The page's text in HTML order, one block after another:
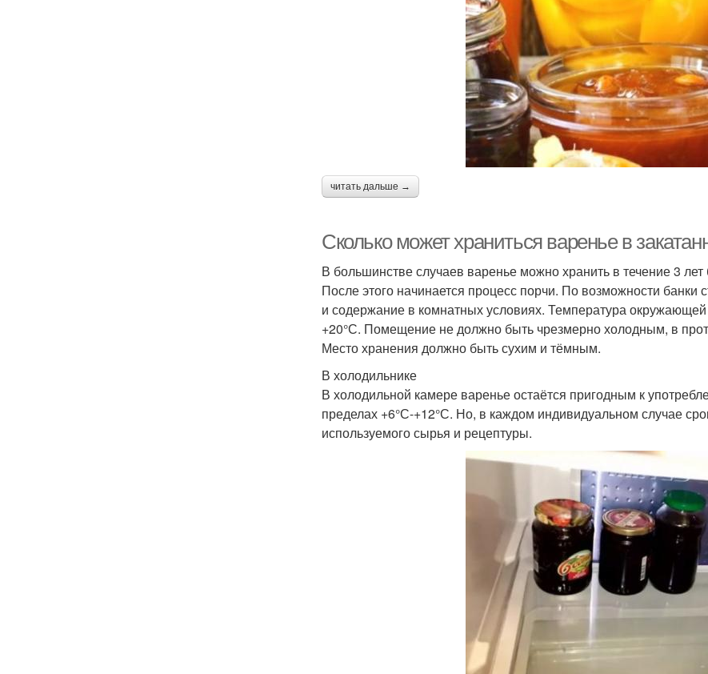
читать дальше →
Сколько может храниться варенье в
В большинстве случаев варенье можно хранить в течение 3
После этого начинается процесс порчи. По возможности банки
и содержание в комнатных условиях. Температура
+20°С. Помещение не должно быть чрезмерно холодным, в
Место хранения должно быть сухим и тёмным.
В холодильнике
В холодильной камере варенье остаётся пригодным к
пределах +6°С-+12°С. Но, в каждом индивидуальном случае
используемого сырья и рецептуры.